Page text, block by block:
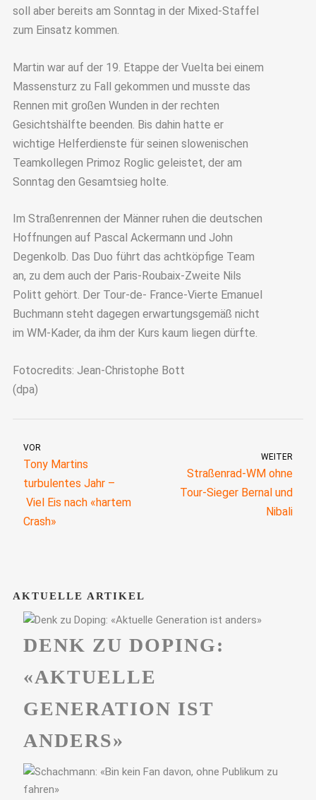
soll aber bereits am Sonntag in der Mixed-Staffel
zum Einsatz kommen.
Martin war auf der 19. Etappe der Vuelta bei einem
Massensturz zu Fall gekommen und musste das
Rennen mit großen Wunden in der rechten
Gesichtshälfte beenden. Bis dahin hatte er
wichtige Helferdienste für seinen slowenischen
Teamkollegen Primoz Roglic geleistet, der am
Sonntag den Gesamtsieg holte.
Im Straßenrennen der Männer ruhen die deutschen
Hoffnungen auf Pascal Ackermann und John
Degenkolb. Das Duo führt das achtköpfige Team
an, zu dem auch der Paris-Roubaix-Zweite Nils
Politt gehört. Der Tour-de- France-Vierte Emanuel
Buchmann steht dagegen erwartungsgemäß nicht
im WM-Kader, da ihm der Kurs kaum liegen dürfte.
Fotocredits: Jean-Christophe Bott
(dpa)
VOR
Tony Martins
turbulentes Jahr –
Viel Eis nach «hartem
Crash»
WEITER
Straßenrad-WM ohne
Tour-Sieger Bernal und
Nibali
AKTUELLE ARTIKEL
DENK ZU DOPING:
«AKTUELLE
GENERATION IST
ANDERS»